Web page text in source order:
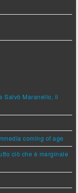
Salvò Maranello, il
coming of age
ciò che è marginale